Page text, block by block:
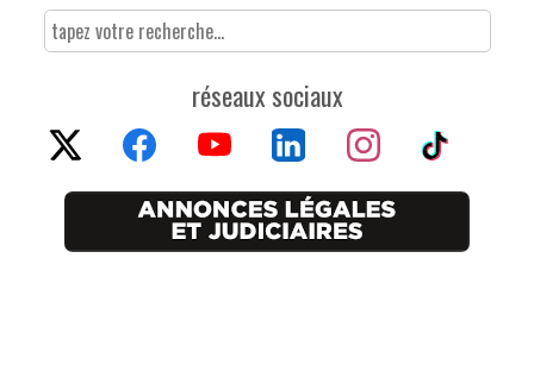
réseaux sociaux